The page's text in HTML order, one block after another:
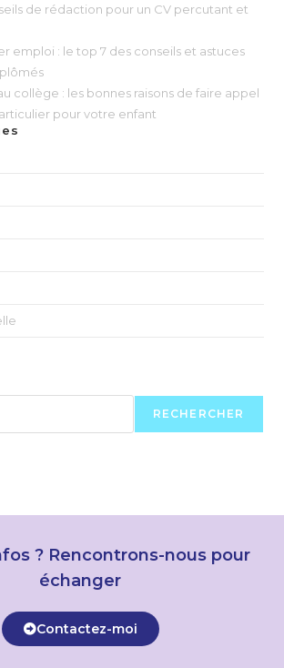
de rédaction pour un CV percutant et
emploi : le top 7 des conseils et astuces
collège : les bonnes raisons de faire appel
pour votre enfant
RECHERCHER
? Rencontrons-nous pour
échanger
Contactez-moi